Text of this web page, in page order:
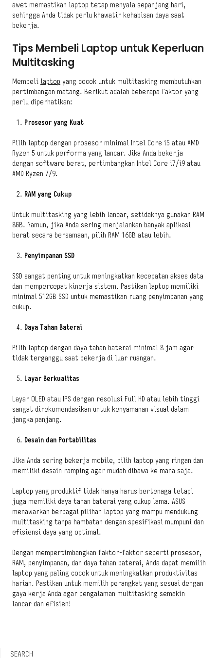
awet memastikan laptop tetap menyala sepanjang hari,
sehingga Anda tidak perlu khawatir kehabisan daya saat
bekerja.
Tips Membeli Laptop untuk Keperluan
Multitasking
Membeli laptop yang cocok untuk multitasking membutuhkan
pertimbangan matang. Berikut adalah beberapa faktor yang
perlu diperhatikan:
Prosesor yang Kuat
Pilih laptop dengan prosesor minimal Intel Core i5 atau AMD
Ryzen 5 untuk performa yang lancar. Jika Anda bekerja
dengan software berat, pertimbangkan Intel Core i7/i9 atau
AMD Ryzen 7/9.
RAM yang Cukup
Untuk multitasking yang lebih lancar, setidaknya gunakan RAM
8GB. Namun, jika Anda sering menjalankan banyak aplikasi
berat secara bersamaan, pilih RAM 16GB atau lebih.
Penyimpanan SSD
SSD sangat penting untuk meningkatkan kecepatan akses data
dan mempercepat kinerja sistem. Pastikan laptop memiliki
minimal 512GB SSD untuk memastikan ruang penyimpanan yang
cukup.
Daya Tahan Baterai
Pilih laptop dengan daya tahan baterai minimal 8 jam agar
tidak terganggu saat bekerja di luar ruangan.
Layar Berkualitas
Layar OLED atau IPS dengan resolusi Full HD atau lebih tinggi
sangat direkomendasikan untuk kenyamanan visual dalam
jangka panjang.
Desain dan Portabilitas
Jika Anda sering bekerja mobile, pilih laptop yang ringan dan
memiliki desain ramping agar mudah dibawa ke mana saja.
Laptop yang produktif tidak hanya harus bertenaga tetapi
juga memiliki daya tahan baterai yang cukup lama. ASUS
menawarkan berbagai pilihan laptop yang mampu mendukung
multitasking tanpa hambatan dengan spesifikasi mumpuni dan
efisiensi daya yang optimal.
Dengan mempertimbangkan faktor-faktor seperti prosesor,
RAM, penyimpanan, dan daya tahan baterai, Anda dapat memilih
laptop yang paling cocok untuk meningkatkan produktivitas
harian. Pastikan untuk memilih perangkat yang sesuai dengan
gaya kerja Anda agar pengalaman multitasking semakin
lancar dan efisien!
SEARCH